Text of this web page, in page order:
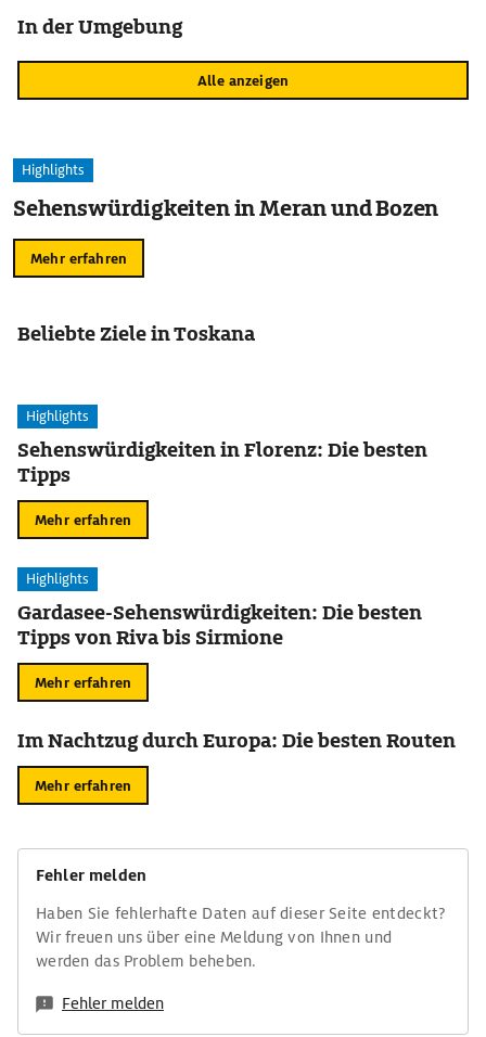
In der Umgebung
Alle anzeigen
Highlights
Sehenswürdigkeiten in Meran und Bozen
Mehr erfahren
Beliebte Ziele in Toskana
Highlights
Sehenswürdigkeiten in Florenz: Die besten
Tipps
Mehr erfahren
Highlights
Gardasee-Sehenswürdigkeiten: Die besten
Tipps von Riva bis Sirmione
Mehr erfahren
Im Nachtzug durch Europa: Die besten Routen
Mehr erfahren
Fehler melden
Haben Sie fehlerhafte Daten auf dieser Seite entdeckt?
Wir freuen uns über eine Meldung von Ihnen und
werden das Problem beheben.
Fehler melden